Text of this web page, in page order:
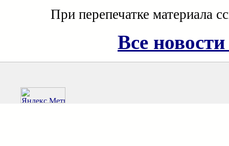
При перепечатке материала
Все